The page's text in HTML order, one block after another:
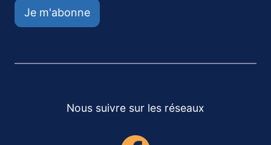
Je m'abonne
Nous suivre sur les réseaux